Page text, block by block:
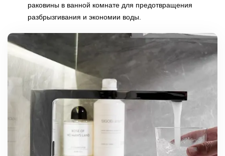
раковины в ванной комнате для предотвращения
разбрызгивания и экономии воды.